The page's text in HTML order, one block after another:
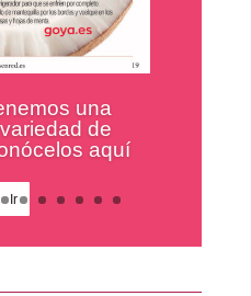
para
Ir